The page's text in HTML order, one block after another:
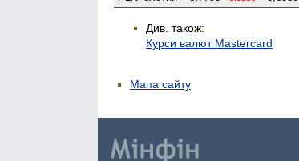
Див. також:
Курси валют Mastercard
Мапа сайту